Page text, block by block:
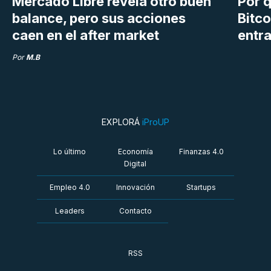
balance, pero sus acciones
caen en el after market
Por M.B
EXPLORÁ iProUP
Lo último
Economía
Digital
Finanzas 4.0
Empleo 4.0 Innovación Startups
Leaders Contacto
RSS